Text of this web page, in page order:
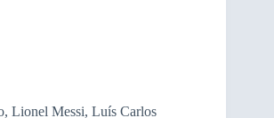
Lionel Messi, Luís Carlos